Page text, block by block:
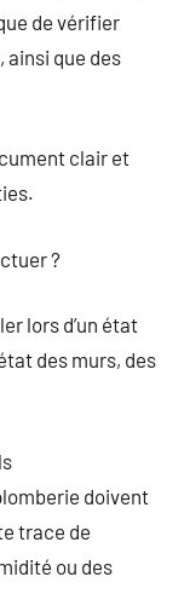
de vérifier
ainsi que des
clair et
?
lors d’un état
des murs, des
doivent
trace de
ou des